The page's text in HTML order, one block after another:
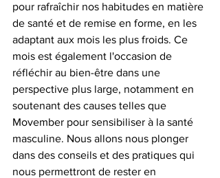
pour rafraîchir nos habitudes en matière
de santé et de remise en forme, en les
adaptant aux mois les plus froids. Ce
mois est également l'occasion de
réfléchir au bien-être dans une
perspective plus large, notamment en
soutenant des causes telles que
Movember pour sensibiliser à la santé
masculine. Nous allons nous plonger
dans des conseils et des pratiques qui
nous permettront de rester en